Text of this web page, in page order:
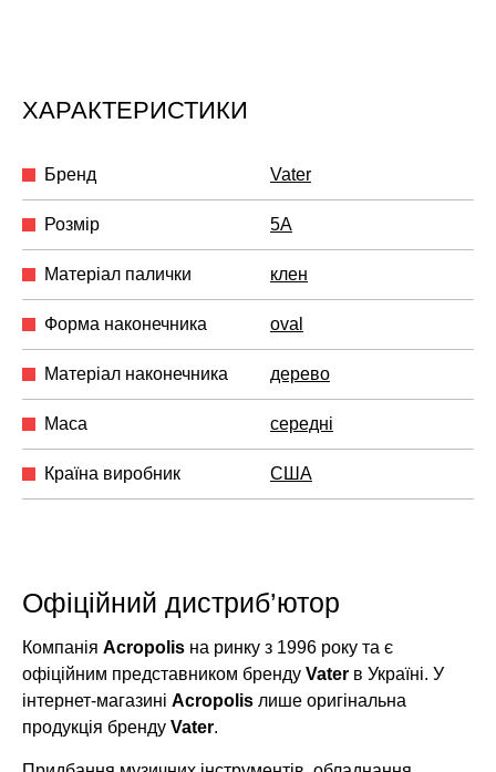
ХАРАКТЕРИСТИКИ
Бренд Vater
Розмір 5A
Матеріал палички клен
Форма наконечника oval
Матеріал наконечника дерево
Маса середні
Країна виробник США
Офіційний дистриб’ютор
Компанія Acropolis на ринку з 1996 року та є
офіційним представником бренду Vater в Україні. У
інтернет-магазині Acropolis лише оригінальна
продукція бренду Vater.